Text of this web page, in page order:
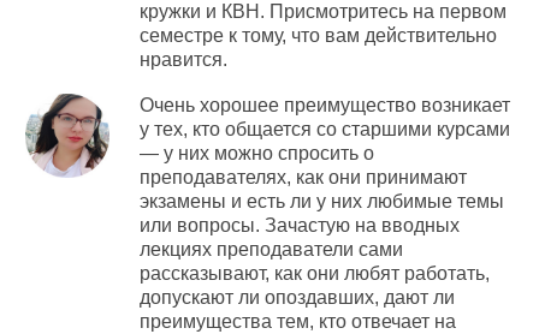
кружки и КВН. Присмотритесь на первом
семестре к тому, что вам действительно
нравится.
Очень хорошее преимущество возникает
у тех, кто общается со старшими курсами
— у них можно спросить о
преподавателях, как они принимают
экзамены и есть ли у них любимые темы
или вопросы. Зачастую на вводных
лекциях преподаватели сами
рассказывают, как они любят работать,
допускают ли опоздавших, дают ли
преимущества тем, кто отвечает на